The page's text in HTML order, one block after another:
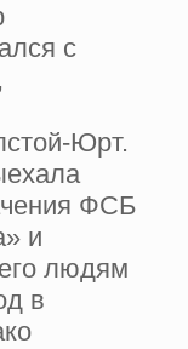
с
Юрт.
ФСБ
и
людям
в